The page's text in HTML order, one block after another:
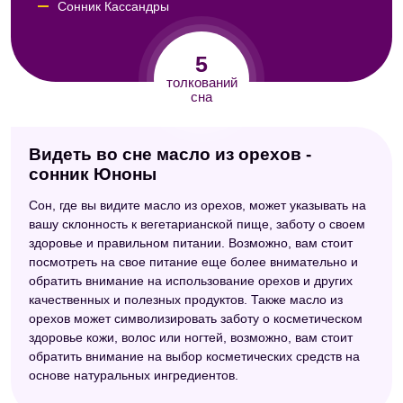
5
толкований
сна
Сонник Кассандры
Персидский сонник Тифлиси
Видеть во сне масло из орехов -
сонник Юноны
Сон, где вы видите масло из орехов, может указывать на
вашу склонность к вегетарианской пище, заботу о своем
здоровье и правильном питании. Возможно, вам стоит
посмотреть на свое питание еще более внимательно и
обратить внимание на использование орехов и других
качественных и полезных продуктов. Также масло из
орехов может символизировать заботу о косметическом
здоровье кожи, волос или ногтей, возможно, вам стоит
обратить внимание на выбор косметических средств на
основе натуральных ингредиентов.